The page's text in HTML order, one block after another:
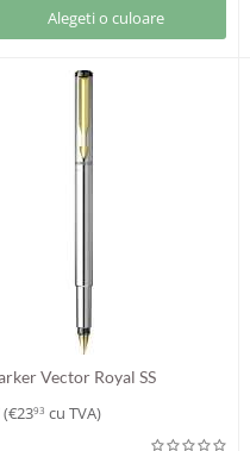
Alegeti o culoare
Vector Royal SS
(€2393 cu TVA)